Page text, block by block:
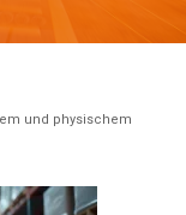
und physischem